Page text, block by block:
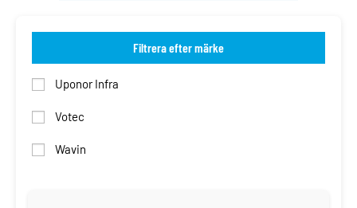
Filtrera efter märke
Uponor Infra
Votec
Wavin